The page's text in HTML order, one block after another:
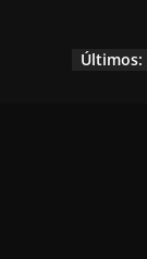
Últimos: